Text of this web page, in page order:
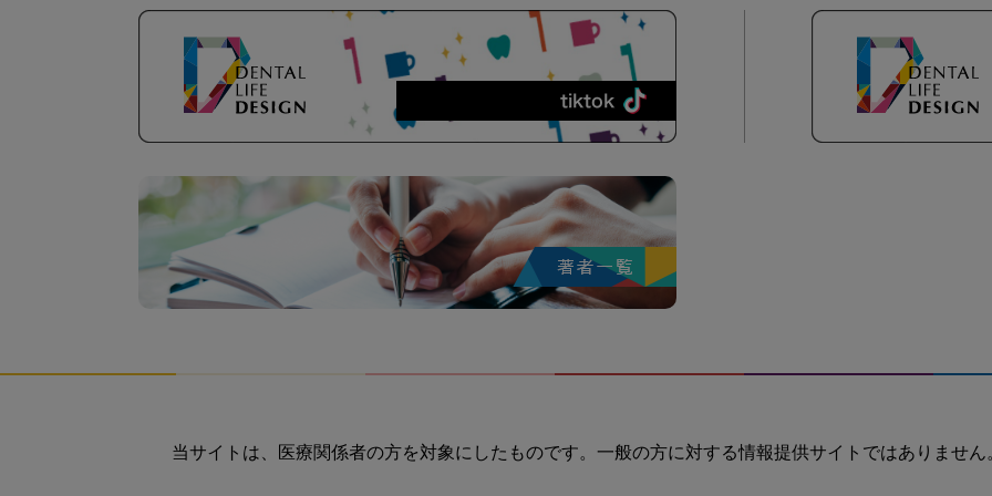
当サイトは、医療関係者の方を対象にしたものです。一般の方に対する情報提供サイトではありません